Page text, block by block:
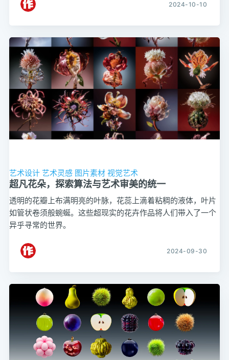
2024-10-10
艺术设计 艺术灵感 图片素材 视觉艺术
超凡花朵，探索算法与艺术审美的统一
透明的花瓣上布满明亮的叶脉，花蕊上滴着粘稠的液体，叶片
如管状卷须般蜿蜒。这些超现实的花卉作品将人们带入了一个
异乎寻常的世界。
2024-09-30